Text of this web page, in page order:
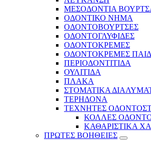
ΜΕΣΟΔΟΝΤΙΑ
ΟΔΟΝΤΙΚΟ ΝΗΜΑ
ΟΔΟΝΤΟΒΟΥΡΤΣΕΣ
ΟΔΟΝΤΟΓΛΥΦΙΔΕΣ
ΟΔΟΝΤΟΚΡΕΜΕΣ
ΟΔΟΝΤΟΚΡΕΜΕΣ
ΠΕΡΙΟΔΟΝΤΙΤΙΔΑ
ΟΥΛΙΤΙΔΑ
ΠΛΑΚΑ
ΣΤΟΜΑΤΙΚΑ
ΤΕΡΗΔΟΝΑ
ΤΕΧΝΗΤΕΣ
ΚΟΛΛΕΣ
ΚΑΘΑΡΙΣΤΙΚΑ
ΠΡΩΤΕΣ ΒΟΗΘΕΙΕΣ